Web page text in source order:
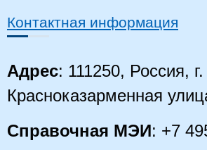
Контактная информация
Адрес: 111250, Россия,
Красноказарменная
Справочная МЭИ: +7